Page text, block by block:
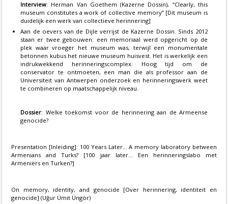
Interview: Herman Van Goethem (Kazerne Dossin), “Clearly, this
museum constitutes a work of collective memory” [Dit museum is
duidelijk een werk van collectieve herinnering]
Aan de oevers van de Dijle verrijst de Kazerne Dossin. Sinds 2012
staan er twee gebouwen: een memoriaal werd opgericht op de
plek waar vroeger het museum was, terwijl een monumentale
betonnen kubus het nieuwe museum huisvest. Het is werkelijk een
indrukwekkend herinneringscomplex. Hoog tijd om de
conservator te ontmoeten, een man die als professor aan de
Universiteit van Antwerpen onderzoek en herinneringswerk weet
te combineren op maatschappelijk niveau.
Dossier: Welke toekomst voor de herinnering aan de Armeense
genocide?
Presentation [Inleiding]: 100 Years Later… A memory laboratory between
Armenians and Turks? [100 jaar later… Een herinneringslabo met
Armeniërs en Turken?]
On memory, identity, and genocide [Over herinnering, identiteit en
genocide] (Uğur Ümit Üngör)